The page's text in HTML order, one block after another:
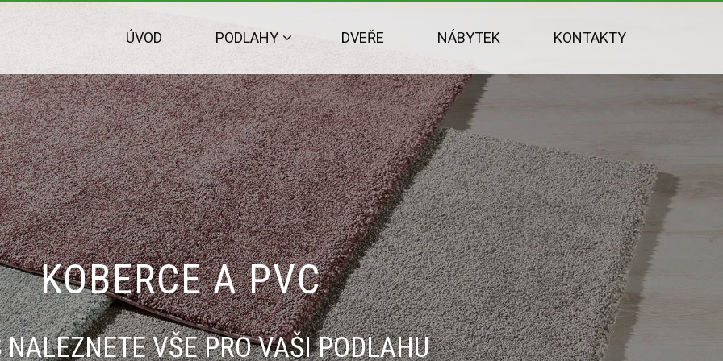
ÚVOD PODLAHY DVEŘE NÁBYTEK KONTAKTY
KOBERCE A PVC
NALEZNETE VŠE PRO VAŠI PODLAHU